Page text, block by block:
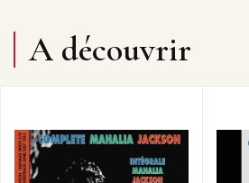
Patrick FRÉMEAUX
DIRECTION ARTISTIQUE : JEAN
CHRISTIAN • THERE IS
BLESSED QUIETNESS •
HIS NAME IS JESUS • HAVE
A découvrir